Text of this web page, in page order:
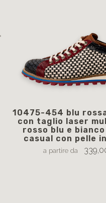
10475-454 blu
con taglio laser
rosso blu e
casual con pelle
a partire da